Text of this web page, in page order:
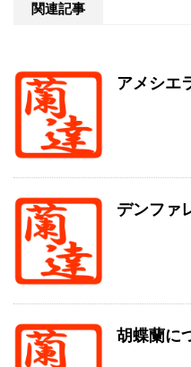
関連記事
アメシエ
デンファ
胡蝶蘭に